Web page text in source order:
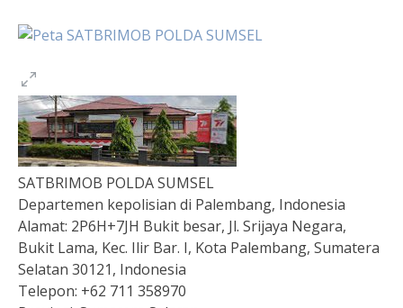
SATBRIMOB POLDA SUMSEL
Departemen kepolisian di Palembang, Indonesia
Alamat: 2P6H+7JH Bukit besar, Jl. Srijaya Negara,
Bukit Lama, Kec. Ilir Bar. I, Kota Palembang, Sumatera
Selatan 30121, Indonesia
Telepon: +62 711 358970